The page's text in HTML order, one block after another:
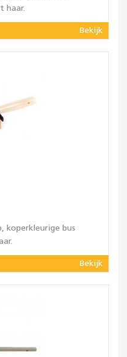
haar.
Bekijk
koperkleurige bus
Bekijk